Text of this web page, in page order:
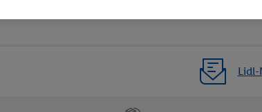
Lidl-
Kaufverhalten in den Lidl-Diensten, Informationen aus Ihrem
genauen Standortdaten) auch über verschiedene Endgeräte
Erfolgsmessung der Werbung, zur Zielgruppenforschung,
Sicherung und Optimierung dieser Werbeausspielungen.